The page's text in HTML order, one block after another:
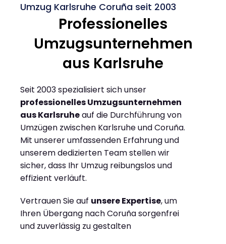
Umzug Karlsruhe Coruña seit 2003
Professionelles
Umzugsunternehmen
aus Karlsruhe
Seit 2003 spezialisiert sich unser
professionelles Umzugsunternehmen
aus Karlsruheauf die Durchführung von
Umzügen zwischen Karlsruhe und Coruña.
Mit unserer umfassenden Erfahrung und
unserem dedizierten Team stellen wir
sicher, dass Ihr Umzug reibungslos und
effizient verläuft.
Vertrauen Sie auf unsere Expertise, um
Ihren Übergang nach Coruña sorgenfrei
und zuverlässig zu gestalten